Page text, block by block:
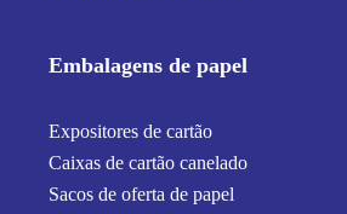
Embalagens de papel
Expositores de cartão
Caixas de cartão canelado
Sacos de oferta de papel